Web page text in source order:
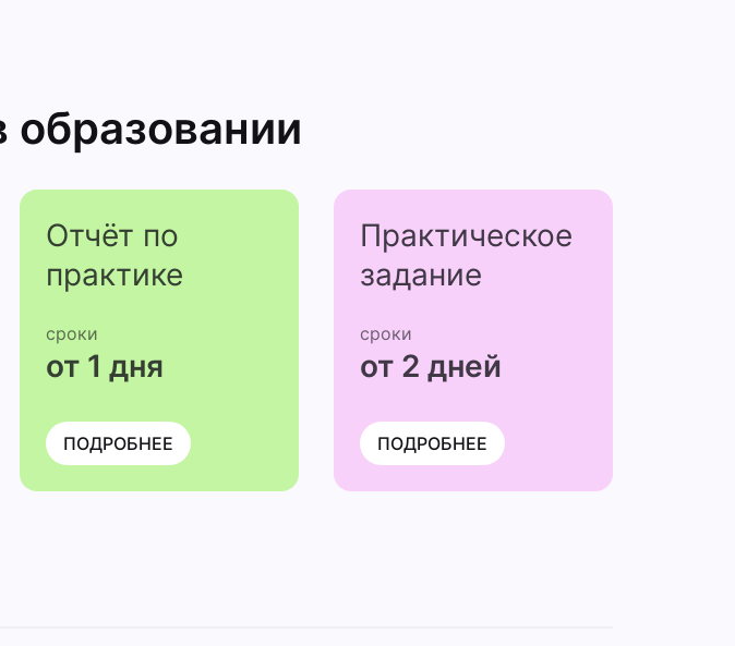
образо­вании
Отчёт по
практике
сроки
от 1 дня
ПОДРОБНЕЕ
Практичес­кое
задание
сроки
от 2 дней
ПОДРОБНЕЕ